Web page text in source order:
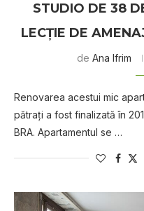
STUDIO DE 38
LECȚIE DE
de Ana Ifrim
Renovarea acestui mic
pătrați a fost finalizată în
BRA. Apartamentul se …